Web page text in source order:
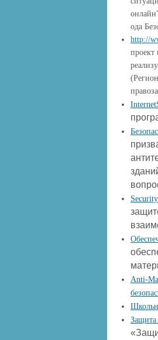
ода
http://
проект
Anti-
Защита